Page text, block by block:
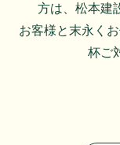
方は、松本建
お客様と末永く
杯ご